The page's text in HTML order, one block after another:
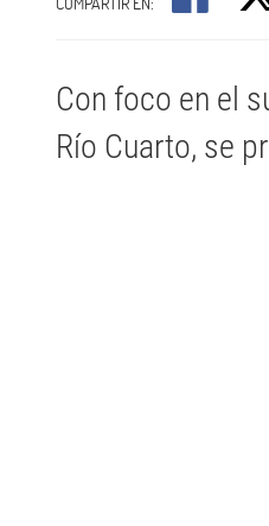
Con foco en el
Río Cuarto, se